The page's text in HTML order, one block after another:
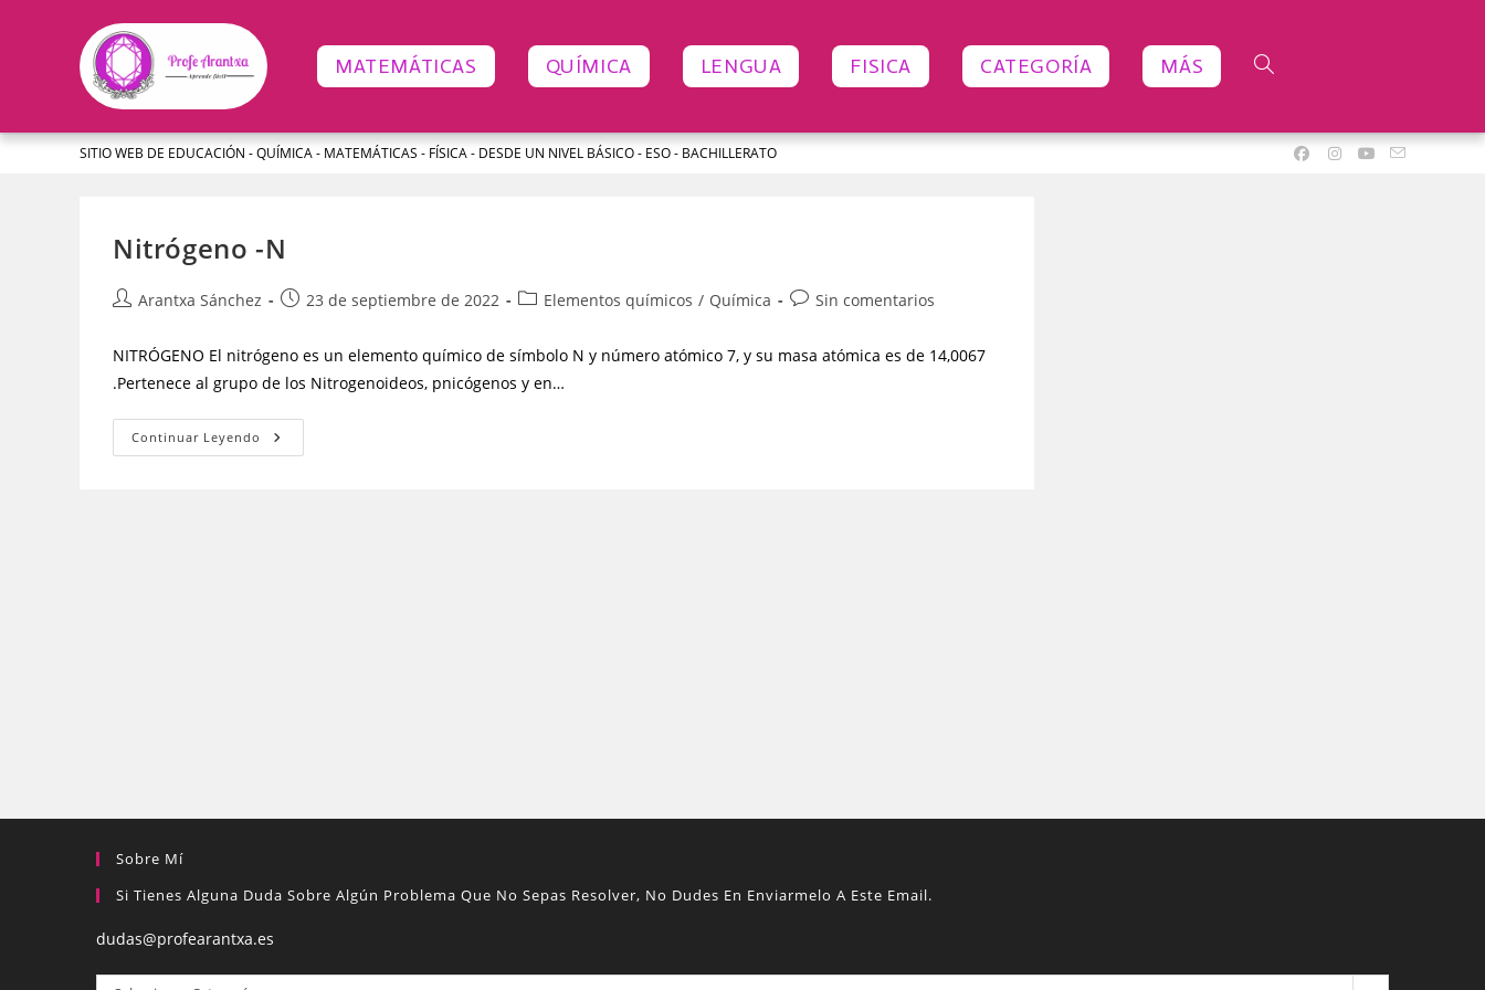
SITIO WEB DE EDUCACIÓN - QUÍMICA - MATEMÁTICAS - FÍSICA - DESDE UN NIVEL BÁSICO - ESO - BACHILLERATO
MATEMÁTICAS QUÍMICA LENGUA FISICA CATEGORÍA MÁS
Nitrógeno -N
Arantxa Sánchez 23 de septiembre de 2022 Elementos químicos / Química Sin comentarios
NITRÓGENO El nitrógeno es un elemento químico de símbolo N y número atómico 7, y su masa atómica es de 14,0067
.Pertenece al grupo de los Nitrogenoideos, pnicógenos y en…
Continuar Leyendo
Sobre Mí
Si Tienes Alguna Duda Sobre Algún Problema Que No Sepas Resolver, No Dudes En Enviarmelo A Este Email.
dudas@profearantxa.es